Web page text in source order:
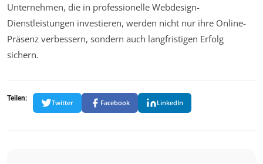
Unternehmen, die in professionelle Webdesign-
Dienstleistungen investieren, werden nicht nur ihre Online-
Präsenz verbessern, sondern auch langfristigen Erfolg
sichern.
Teilen:
Twitter Facebook LinkedIn